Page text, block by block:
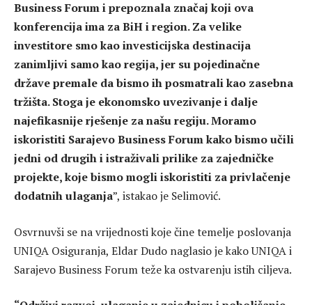
Business Forum i prepoznala značaj koji ova
konferencija ima za BiH i region. Za velike
investitore smo kao investicijska destinacija
zanimljivi samo kao regija, jer su pojedinačne
države premale da bismo ih posmatrali kao zasebna
tržišta. Stoga je ekonomsko uvezivanje i dalje
najefikasnije rješenje za našu regiju. Moramo
iskoristiti Sarajevo Business Forum kako bismo učili
jedni od drugih i istraživali prilike za zajedničke
projekte, koje bismo mogli iskoristiti za privlačenje
dodatnih ulaganja”, istakao je Selimović.
Osvrnuvši se na vrijednosti koje čine temelje poslovanja
UNIQA Osiguranja, Eldar Dudo naglasio je kako UNIQA i
Sarajevo Business Forum teže ka ostvarenju istih ciljeva.